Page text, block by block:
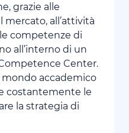
grazie alle
all’attività
competenze di
all’interno di un
Center.
accademico
costantemente le
la strategia di